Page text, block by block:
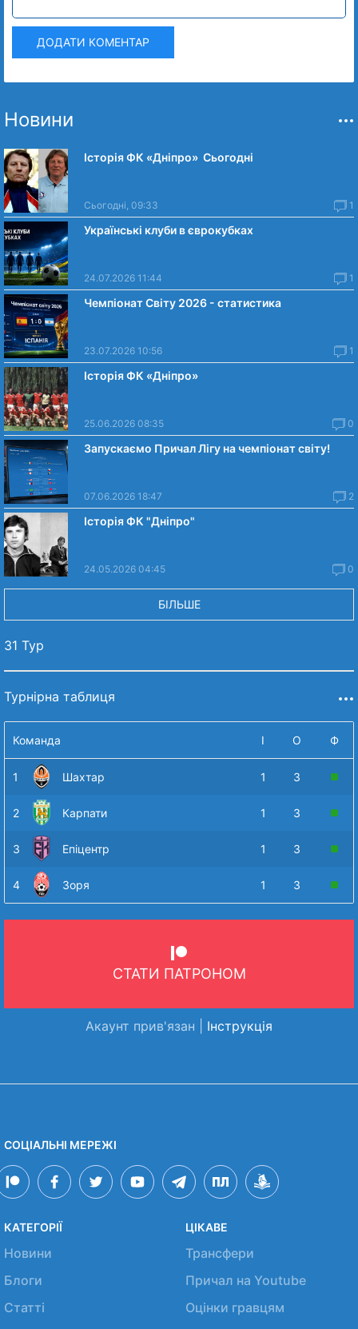
ДОДАТИ КОМЕНТАР
Новини
Історія ФК «Дніпро» Сьогодні
Сьогодні, 09:33 1
Українські клуби в єврокубках
24.07.2026 11:44 1
Чемпіонат Світу 2026 - статистика
23.07.2026 10:56 1
Історія ФК «Дніпро»
25.06.2026 08:35 0
Запускаємо Причал Лігу на чемпіонат світу!
07.06.2026 18:47 2
Історія ФК "Дніпро"
24.05.2026 04:45 0
БІЛЬШЕ
31 Тур
Турнірна таблиця
Команда І О Ф
1 Шахтар 1 3
2 Карпати 1 3
3 Епіцентр 1 3
4 Зоря 1 3
СТАТИ ПАТРОНОМ
Акаунт прив'язан | Інструкція
СОЦІАЛЬНІ МЕРЕЖІ
КАТЕГОРІЇ
Новини
Блоги
Статті
ЦІКАВЕ
Трансфери
Причал на Youtube
Оцінки гравцям